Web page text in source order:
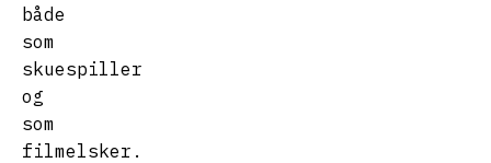
både
som
skuespiller
og
som
filmelsker.